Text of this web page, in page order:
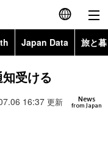
English
简体字
繁體字
Japan Data 旅と
Images
受ける
News
from Japan
16:37 更新